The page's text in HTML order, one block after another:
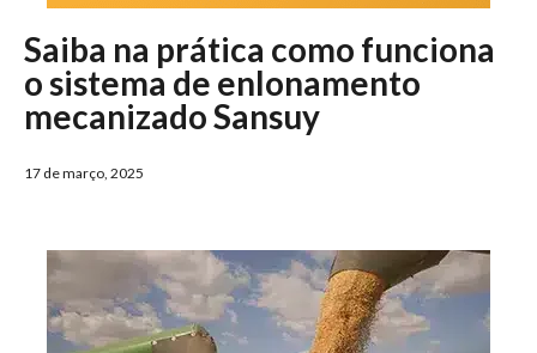
Saiba na prática como funciona
o sistema de enlonamento
mecanizado Sansuy
17 de março, 2025